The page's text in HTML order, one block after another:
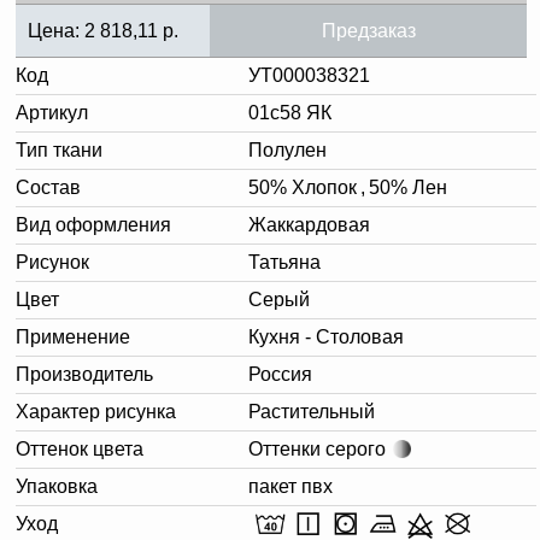
Цена: 2 818,11 р. Предзаказ
Код
УТ000038321
Артикул
01с58 ЯК
Тип ткани
Полулен
Состав
50% Хлопок , 50% Лен
Вид оформления
Жаккардовая
Рисунок
Татьяна
Цвет
Серый
Применение
Кухня - Столовая
Производитель
Россия
Характер рисунка
Растительный
Оттенок цвета
Оттенки серого
Упаковка
пакет пвх
Уход